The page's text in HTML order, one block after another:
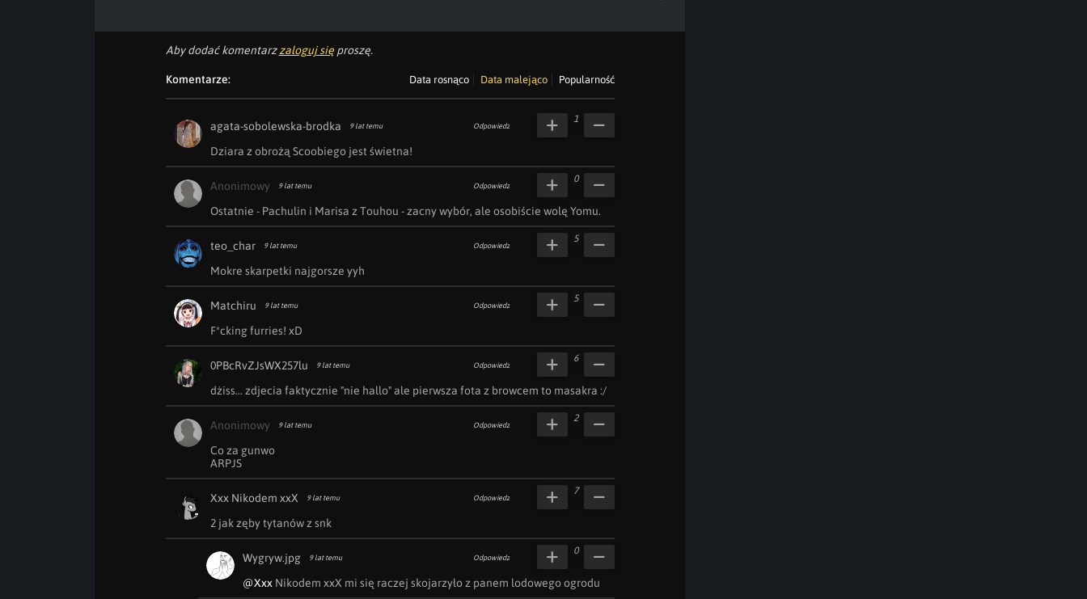
Aby dodać komentarzzaloguj sięproszę.
Komentarze: Data rosnąco Data malejąco Popularność
agata-sobolewska-brodka 9 lat temu Odpowiedz
Dziara z obrożą Scoobiego jest świetna!
1
Anonimowy 9 lat temu Odpowiedz
Ostatnie - Pachulin i Marisa z Touhou - zacny wybór, ale osobiście wolę Yomu.
0
teo_char 9 lat temu Odpowiedz
Mokre skarpetki najgorsze yyh
5
Matchiru 9 lat temu Odpowiedz
F*cking furries! xD
5
0PBcRvZJsWX257lu 9 lat temu Odpowiedz
dżiss... zdjecia faktycznie "nie hallo" ale pierwsza fota z browcem to masakra :/
6
Anonimowy 9 lat temu Odpowiedz
Co za gunwo
ARPJS
2
Xxx Nikodem xxX 9 lat temu Odpowiedz
2 jak zęby tytanów z snk
7
Wygryw.jpg 9 lat temu Odpowiedz
@Xxx Nikodem xxX mi się raczej skojarzyło z panem lodowego ogrodu
0